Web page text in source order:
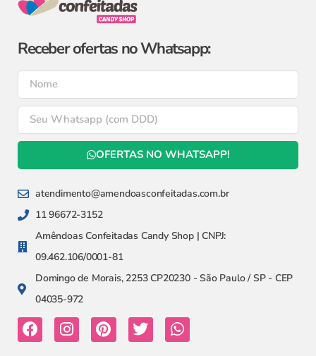
Receber ofertas no Whatsapp:
OFERTAS NO WHATSAPP!
atendimento@amendoasconfeitadas.com.br
11 96672-3152
Amêndoas Confeitadas Candy Shop | CNPJ:
09.462.106/0001-81
Domingo de Morais, 2253 CP20230 - São Paulo / SP - CEP
04035-972